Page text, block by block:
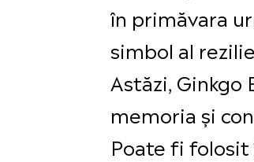
în primăvara
simbol al
Astăzi,
memoria și
Poate fi